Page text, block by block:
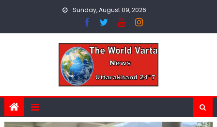
Sunday, August 09, 2026